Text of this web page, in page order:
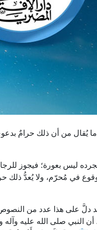
يُقال من أن ذلك حرامٌ
ليس بعورة؛ فيجوز
في مُحرّم، ولا يُعدُّ ذلك
دلَّ على هذا عدد من
النبي صلى الله عليه